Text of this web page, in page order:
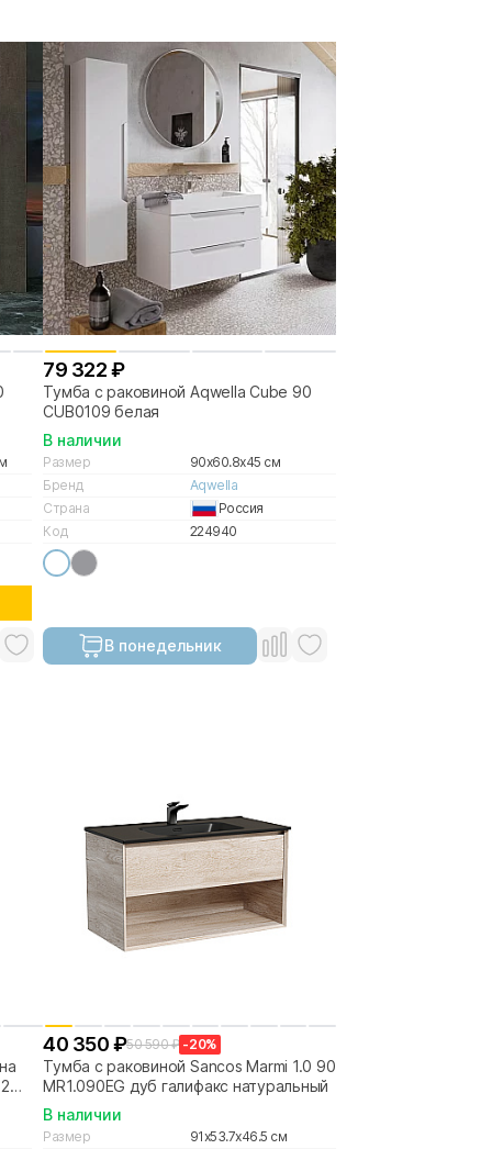
79 322 ₽
Тумба с раковиной Aqwella Cube 90
CUB0109 белая
В наличии
Размер
90x60.8x45 см
Бренд
Aqwella
Страна
Россия
Код
224940
В понедельник
40 350 ₽50 590 ₽ -20%
Тумба с раковиной Sancos Marmi 1.0 90
MR1.090EG дуб галифакс натуральный
В наличии
Размер
91x53.7x46.5 см